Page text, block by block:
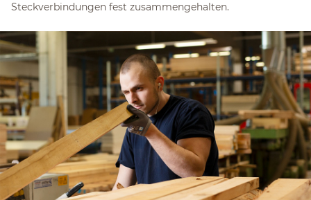
Steckverbindungen fest zusammengehalten.